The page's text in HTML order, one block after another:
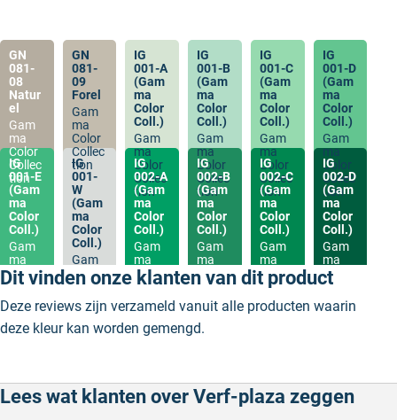
GN
081-
08
Natur
el
Gam
ma
Color
Collec
tion
GN
081-
09
Forel
Gam
ma
Color
Collec
tion
IG
001-A
(Gam
ma
Color
Coll.)
Gam
ma
Color
Collec
tion
IG
001-B
(Gam
ma
Color
Coll.)
Gam
ma
Color
Collec
tion
IG
001-C
(Gam
ma
Color
Coll.)
Gam
ma
Color
Collec
tion
IG
001-D
(Gam
ma
Color
Coll.)
Gam
ma
Color
Collec
tion
IG
001-E
(Gam
ma
Color
Coll.)
Gam
ma
Color
Collec
IG
001-
W
(Gam
ma
Color
Coll.)
Gam
ma
Color
Collec
tion
IG
002-A
(Gam
ma
Color
Coll.)
Gam
ma
Color
Collec
IG
002-B
(Gam
ma
Color
Coll.)
Gam
ma
Color
Collec
tion
IG
002-C
(Gam
ma
Color
Coll.)
Gam
ma
Color
Collec
tion
IG
002-D
(Gam
ma
Color
Coll.)
Gam
ma
Color
Collec
Dit vinden onze klanten van dit product
Deze reviews zijn verzameld vanuit alle producten waarin
deze kleur kan worden gemengd.
Lees wat klanten over Verf-plaza zeggen